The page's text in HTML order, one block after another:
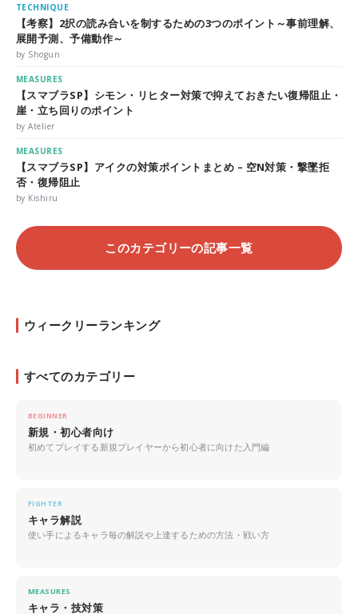
TECHNIQUE
【考察】2択の読み合いを制するための3つのポイント～事前理解、
展開予測、予備動作～
by Shogun
MEASURES
【スマブラSP】シモン・リヒター対策で抑えておきたい復帰阻止・
崖・立ち回りのポイント
by Atelier
MEASURES
【スマブラSP】アイクの対策ポイントまとめ – 空N対策・撃墜拒
否・復帰阻止
by Kishiru
このカテゴリーの記事一覧
ウィークリーランキング
すべてのカテゴリー
BEGINNER
新規・初心者向け
初めてプレイする新規プレイヤーから初心者に向けた入門編
FIGHTER
キャラ解説
使い手によるキャラ毎の解説や上達するための方法・戦い方
MEASURES
キャラ・技対策